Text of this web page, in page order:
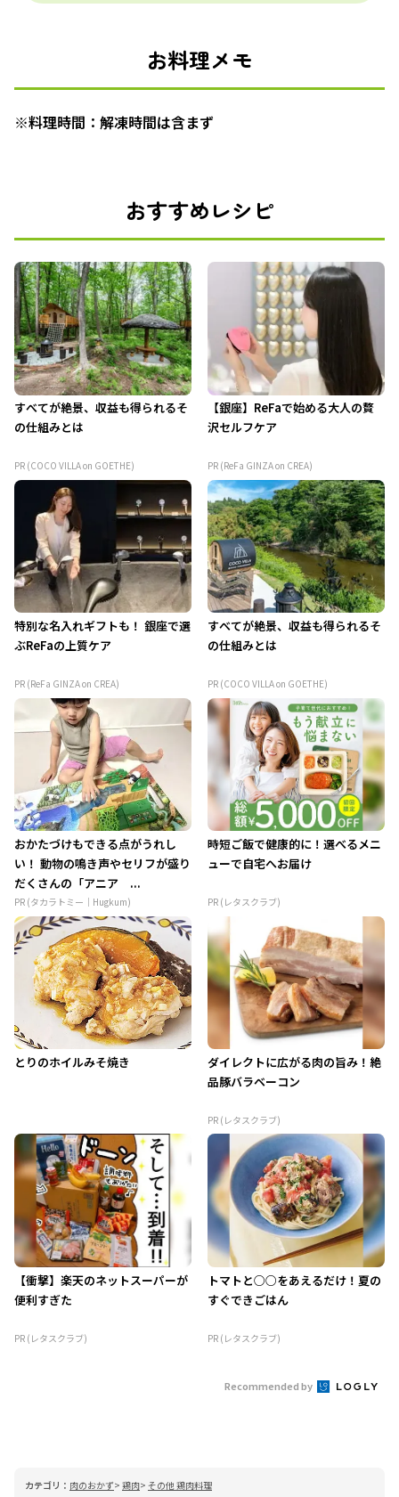
お料理メモ
※料理時間：解凍時間は含まず
おすすめレシピ
すべてが絶景、収益も得られるそ
の仕組みとは
PR (COCO VILLA on GOETHE)
【銀座】ReFaで始める大人の贅
沢セルフケア
PR (ReFa GINZA on CREA)
特別な名入れギフトも！ 銀座で選
ぶReFaの上質ケア
PR (ReFa GINZA on CREA)
すべてが絶景、収益も得られるそ
の仕組みとは
PR (COCO VILLA on GOETHE)
おかたづけもできる点がうれし
い！ 動物の鳴き声やセリフが盛り
だくさんの「アニア ...
PR (タカラトミー｜Hugkum)
時短ご飯で健康的に！選べるメニ
ューで自宅へお届け
PR (レタスクラブ)
とりのホイルみそ焼き
ダイレクトに広がる肉の旨み！絶
品豚バラベーコン
PR (レタスクラブ)
【衝撃】楽天のネットスーパーが
便利すぎた
PR (レタスクラブ)
トマトと○○をあえるだけ！夏の
すぐできごはん
PR (レタスクラブ)
Recommended by
カテゴリ： 肉のおかず 鶏肉 その他 鶏肉料理